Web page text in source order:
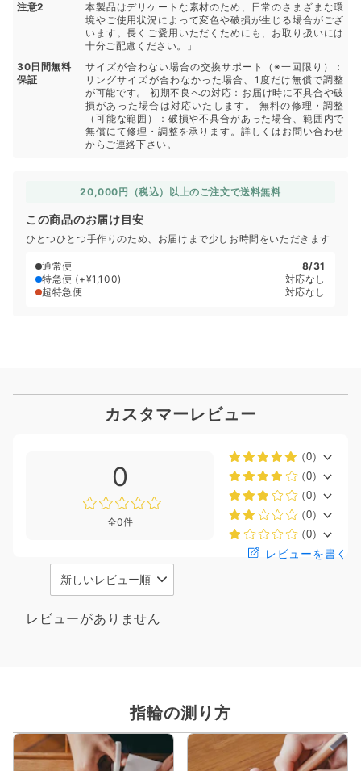
注意2
本製品はデリケートな素材のため、日常のさまざまな環
境やご使用状況によって変色や破損が生じる場合がござ
います。長くご愛用いただくためにも、お取り扱いには
十分ご配慮ください。」
30日間無料
保証
サイズが合わない場合の交換サポート（※一回限り）：
リングサイズが合わなかった場合、1度だけ無償で調整
が可能です。 初期不良への対応：お届け時に不具合や破
損があった場合は対応いたします。 無料の修理・調整
（可能な範囲）：破損や不具合があった場合、範囲内で
無償にて修理・調整を承ります。詳しくはお問い合わせ
からご連絡下さい。
20,000円（税込）以上のご注文で送料無料
この商品のお届け目安
ひとつひとつ手作りのため、お届けまで少しお時間をいただきます
通常便
8/31
特急便 (+¥1,100)
対応なし
超特急便
対応なし
カスタマーレビュー
0
全0件
（0）
（0）
（0）
（0）
（0）
レビューを書く
レビューがありません
指輪の測り方